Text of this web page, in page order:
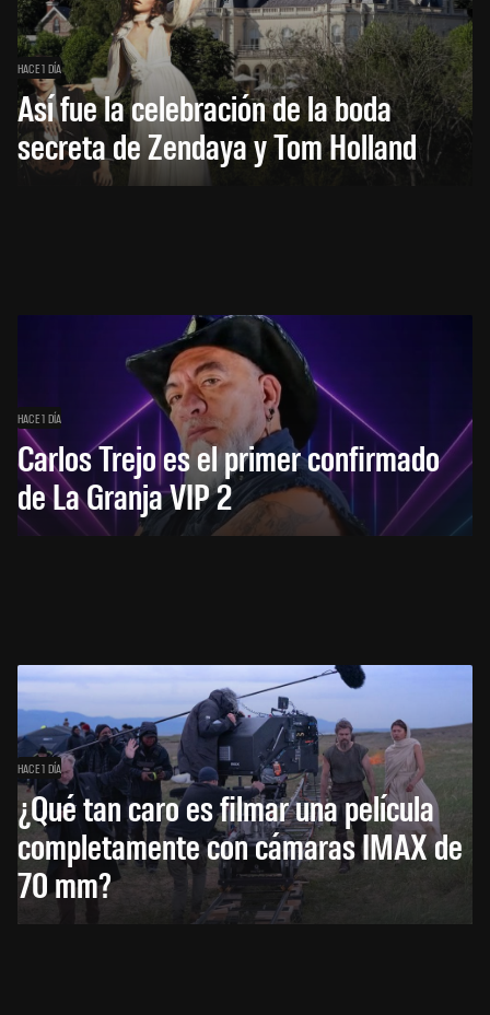
HACE 1 DÍA
Así fue la celebración de la boda
secreta de Zendaya y Tom Holland
HACE 1 DÍA
Carlos Trejo es el primer confirmado
de La Granja VIP 2
HACE 1 DÍA
¿Qué tan caro es filmar una película
completamente con cámaras IMAX de
70 mm?